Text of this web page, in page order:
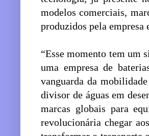
modelos comerciais,
produzidos pela empresa
“Esse momento tem um
uma empresa de
vanguarda da
divisor de águas em
marcas globais para
revolucionária chegar